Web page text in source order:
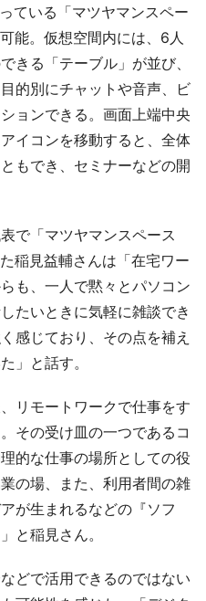
ている「マツヤマンスペー
能。仮想空間内には、6人
きる「テーブル」が並び、
的別にチャットや音声、ビ
ョンできる。画面上端中央
イコンを移動すると、全体
もでき、セミナーなどの開
で「マツヤマンスペース
稲見益輔さんは「在宅ワー
も、一人で黙々とパソコン
たいときに気軽に雑談でき
感じており、その点を補え
」と話す。
リモートワークで仕事をす
その受け皿の一つであるコ
的な仕事の場所としての役
の場、また、利用者間の雑
が生まれるなどの『ソフ
と稲見さん。
どで活用できるのではない